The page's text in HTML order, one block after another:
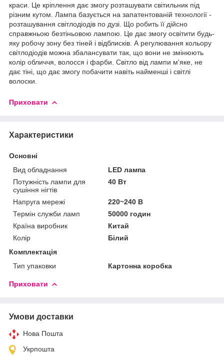
краси. Це кріплення дає змогу розташувати світильник під
різним кутом. Лампа базується на запатентованій технології -
розташування світлодіодів по дузі. Що робить її дійсно
справжньою безтіньовою лампою. Це дає змогу освітити будь-
яку робочу зону без тіней і відблисків. А регулювання кольору
світлодіодів можна збалансувати так, що вони не змінюють
колір обличчя, волосся і фарби. Світло від лампи м'яке, не
дає тіні, що дає змогу побачити навіть найменші і світлі
волоски.
Приховати
Характеристики
Основні
Вид обладнання
LED лампа
Потужність лампи для
сушіння нігтів
40 Вт
Напруга мережі
220~240 В
Термін служби ламп
50000 годин
Країна виробник
Китай
Колір
Білий
Комплектація
Тип упаковки
Картонна коробка
Приховати
Умови доставки
Нова Пошта
Укрпошта